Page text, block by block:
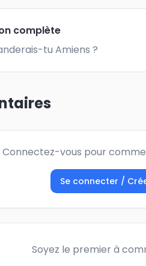
complète
tu Amiens ?
Connectez-vous pour
Se connecter /
Soyez le premier à